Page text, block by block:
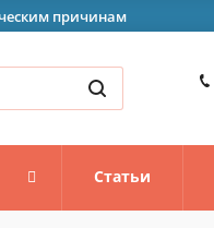
причинам
Статьи